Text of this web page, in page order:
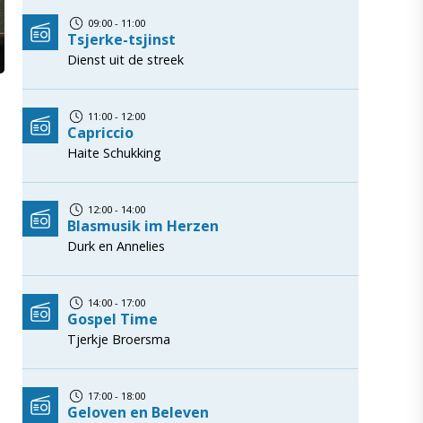
09:00 - 11:00
Tsjerke-tsjinst
Dienst uit de streek
11:00 - 12:00
Capriccio
Haite Schukking
12:00 - 14:00
Blasmusik im Herzen
Durk en Annelies
14:00 - 17:00
Gospel Time
Tjerkje Broersma
17:00 - 18:00
Geloven en Beleven